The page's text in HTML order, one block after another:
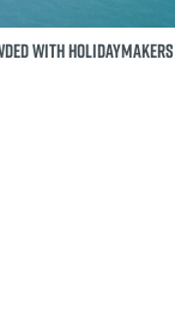
with holidaymakers